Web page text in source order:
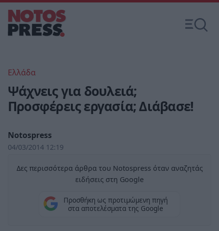
Ελλάδα
Ψάχνεις για δουλειά;
Προσφέρεις εργασία; Διάβασε!
Notospress
04/03/2014 12:19
Δες περισσότερα άρθρα του Notospress όταν αναζητάς
ειδήσεις στη Google
Προσθήκη ως προτιμώμενη πηγή
στα αποτελέσματα της Google